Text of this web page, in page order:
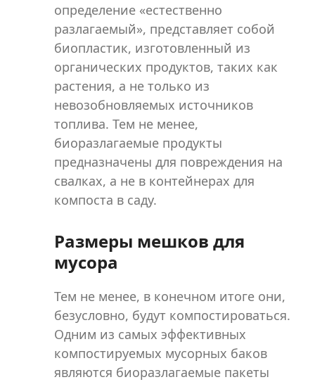
определение «естественно
разлагаемый», представляет собой
биопластик, изготовленный из
органических продуктов, таких как
растения, а не только из
невозобновляемых источников
топлива. Тем не менее,
биоразлагаемые продукты
предназначены для повреждения на
свалках, а не в контейнерах для
компоста в саду.
Размеры мешков для
мусора
Тем не менее, в конечном итоге они,
безусловно, будут компостироваться.
Одним из самых эффективных
компостируемых мусорных баков
являются биоразлагаемые пакеты